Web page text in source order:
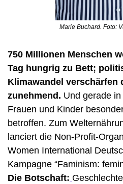
Marie Buchard. Foto:
750 Millionen Menschen
Tag hungrig zu Bett;
Klimawandel verschärfen
zunehmend. Und gerade
Frauen und Kinder
betroffen. Zum
lanciert die Non-Profit-
Women International
Kampagne “Faminism:
Die Botschaft: